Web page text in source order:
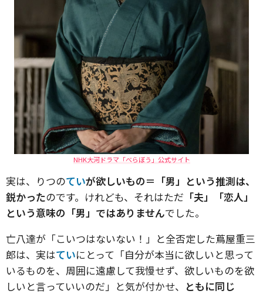
NHK大河ドラマ「べらぼう」公式サイト
実は、りつのていが欲しいもの＝「男」という推測は、
鋭かったのです。けれども、それはただ 「夫」「恋人」
という意味の「男」ではありませんでした。
亡八達が「こいつはないない！」と全否定した蔦屋重三
郎は、実はていにとって「自分が本当に欲しいと思って
いるものを、周囲に遠慮して我慢せず、欲しいものを欲
しいと言っていいのだ」と気が付かせ、 ともに同じ